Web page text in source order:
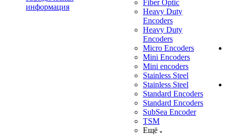
информация
Fiber Optic
Heavy Duty
Encoders
Heavy Duty
Encoders
Micro Encoders
Mini Encoders
Mini encoders
Stainless Steel
Stainless Steel
Standard Encoders
Standard Encoders
SubSea Encoder
TSM
Ещё